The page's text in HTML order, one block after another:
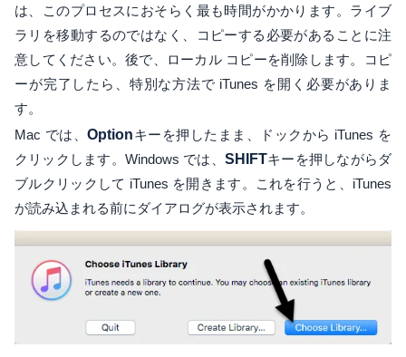
は、このプロセスにおそらく最も時間がかかります。ライブ
ラリを移動するのではなく、コピーする必要があることに注
意してください。後で、ローカル コピーを削除します。コピ
ーが完了したら、特別な方法で iTunes を開く必要がありま
す。
Mac では、Optionキーを押したまま、ドックから iTunes を
クリックします。Windows では、 SHIFTキーを押しながらダ
ブルクリックして iTunes を開きます。これを行うと、iTunes
が読み込まれる前にダイアログが表示されます。